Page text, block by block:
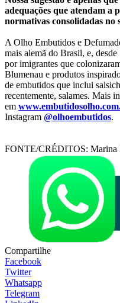
adequações que atendam a
normativas consolidadas no
A Olho Embutidos e
mais alemã do Brasil, e,
por imigrantes que
Blumenau e produtos
de embutidos que inclui
recentemente, salames. Mais
em
Instagram @olhoembutidos.
FONTE/CRÉDITOS: Marina
Compartilhe
Facebook
Twitter
Whatsapp
Telegram